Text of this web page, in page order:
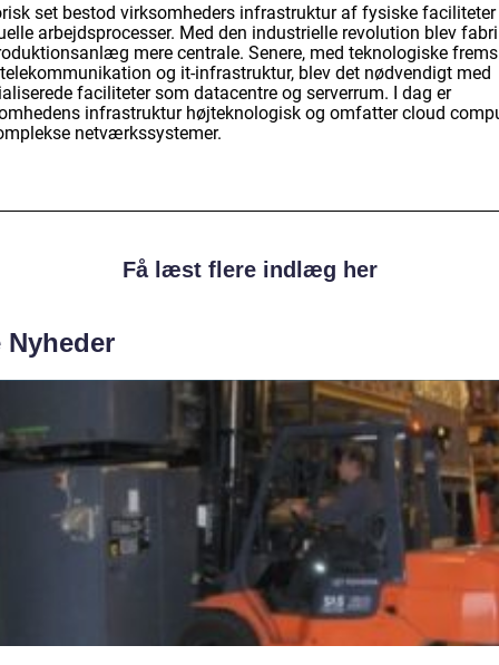
set bestod virksomheders infrastruktur af fysiske faciliteter
arbejdsprocesser. Med den industrielle revolution blev
mere centrale. Senere, med teknologiske
og it-infrastruktur, blev det nødvendigt med
faciliteter som datacentre og serverrum. I dag er
infrastruktur højteknologisk og omfatter cloud
netværkssystemer.
Få læst flere indlæg her
Nyheder